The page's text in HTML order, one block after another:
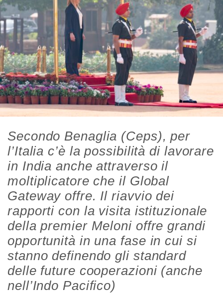
Secondo Benaglia (Ceps), per
l’Italia c’è la possibilità di lavorare
in India anche attraverso il
moltiplicatore che il Global
Gateway offre. Il riavvio dei
rapporti con la visita istituzionale
della premier Meloni offre grandi
opportunità in una fase in cui si
stanno definendo gli standard
delle future cooperazioni (anche
nell’Indo Pacifico)